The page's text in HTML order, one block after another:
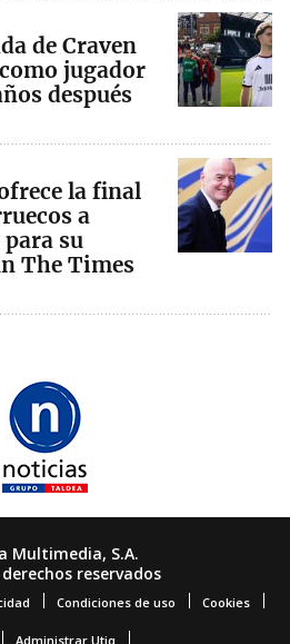
de Craven
jugador
después
la final
a
su
The Times
Multimedia, S.A.
reservados
Condiciones de uso Cookies
Administrar Utiq